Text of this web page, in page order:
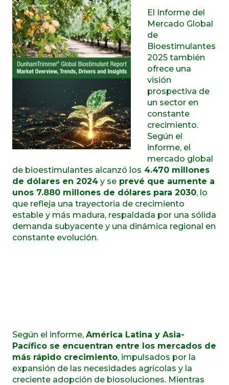
El Informe del
Mercado Global
de
Bioestimulantes
2025 también
ofrece una
visión
prospectiva de
un sector en
constante
crecimiento.
Según el
informe, el
mercado global
de bioestimulantes alcanzó los 4.470 millones
de dólares en 2024 y se prevé que aumente a
unos 7.880 millones de dólares para 2030, lo
que refleja una trayectoria de crecimiento
estable y más madura, respaldada por una sólida
demanda subyacente y una dinámica regional en
constante evolución.
Según el informe, América Latina y Asia-
Pacífico se encuentran entre los mercados de
más rápido crecimiento, impulsados ​​por la
expansión de las necesidades agrícolas y la
creciente adopción de biosoluciones. Mientras